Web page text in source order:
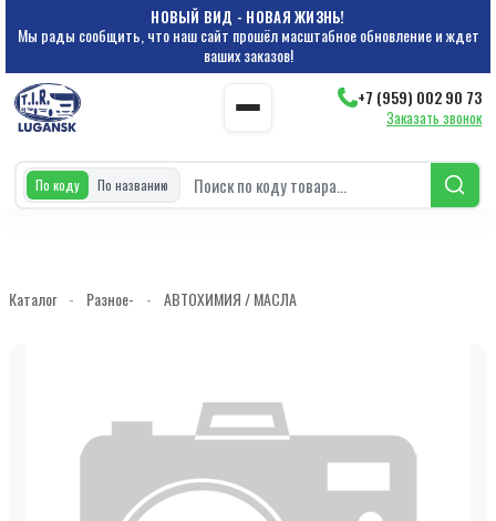
НОВЫЙ ВИД - НОВАЯ ЖИЗНЬ!
Мы рады сообщить, что наш сайт прошёл масштабное обновление и ждет
ваших заказов!
+7 (959) 002 90 73
Заказать звонок
По коду По названию
Каталог - Разное- - АВТОХИМИЯ / МАСЛА